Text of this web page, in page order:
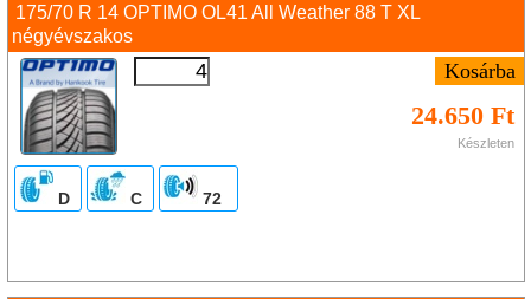
175/70 R 14 OPTIMO OL41 All Weather 88 T XL
négyévszakos
24.650 Ft
Készleten
D C 72